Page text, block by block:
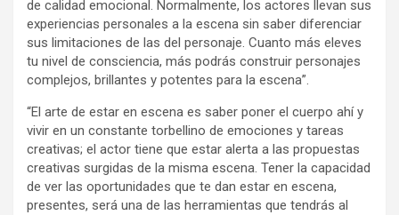
de calidad emocional. Normalmente, los actores llevan sus
experiencias personales a la escena sin saber diferenciar
sus limitaciones de las del personaje. Cuanto más eleves
tu nivel de consciencia, más podrás construir personajes
complejos, brillantes y potentes para la escena”.
“El arte de estar en escena es saber poner el cuerpo ahí y
vivir en un constante torbellino de emociones y tareas
creativas; el actor tiene que estar alerta a las propuestas
creativas surgidas de la misma escena. Tener la capacidad
de ver las oportunidades que te dan estar en escena,
presentes, será una de las herramientas que tendrás al